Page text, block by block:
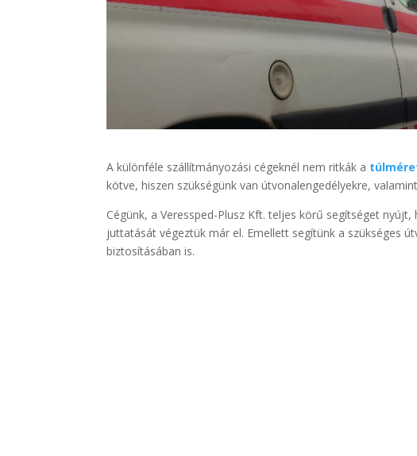
A különféle szállítmányozási cégeknél nem ritkák a
kötve, hiszen szükségünk van útvonalengedélyekre,
Cégünk, a Veressped-Plusz Kft. teljes körű segítséget nyújt,
juttatását végeztük már el. Emellett segítünk a szükséges
biztosításában is.